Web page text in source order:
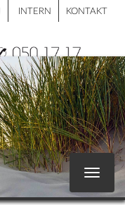
INTERN KONTAKT
Toggle